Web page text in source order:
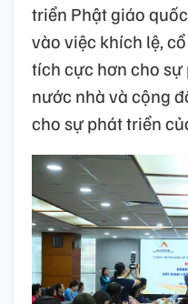
triển Phật giáo
vào việc khích lệ,
tích cực hơn cho
nước nhà và cộng
cho sự phát triển